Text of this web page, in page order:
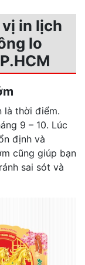
in lịch
lo
là thời điểm.
9 – 10. Lúc
định và
cũng giúp bạn
sai sót và